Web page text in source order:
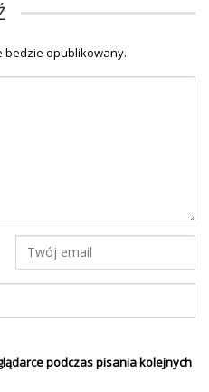
bedzie opublikowany.
podczas pisania kolejnych